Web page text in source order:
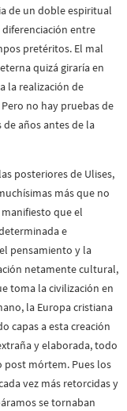
de un doble espiritual
entre
pretéritos. El mal
quizá giraría en
la realización de
no hay pruebas de
años antes de la
posteriores de Ulises,
más que no
que el
e
pensamiento y la
netamente cultural,
toma la civilización en
la Europa cristiana
capas a esta creación
y elaborada, todo
post mórtem. Pues los
vez más retorcidas y
se tornaban